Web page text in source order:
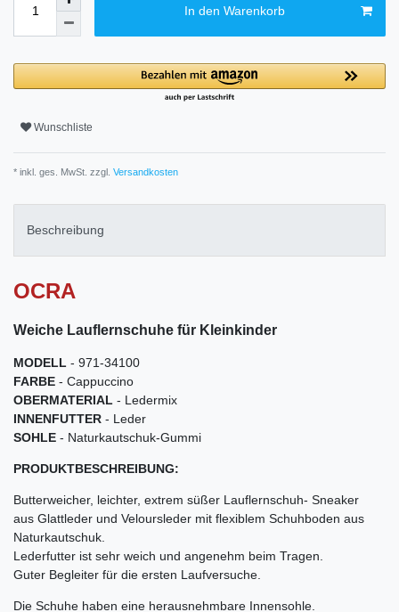
In den Warenkorb
Wunschliste
* inkl. ges. MwSt. zzgl. Versandkosten
Beschreibung
OCRA
Weiche Lauflernschuhe für Kleinkinder
MODELL - 971-34100
FARBE - Cappuccino
OBERMATERIAL - Ledermix
INNENFUTTER - Leder
SOHLE - Naturkautschuk-Gummi
PRODUKTBESCHREIBUNG:
Butterweicher, leichter, extrem süßer Lauflernschuh- Sneaker
aus Glattleder und Veloursleder mit flexiblem Schuhboden aus
Naturkautschuk.
Lederfutter ist sehr weich und angenehm beim Tragen.
Guter Begleiter für die ersten Laufversuche.
Die Schuhe haben eine herausnehmbare Innensohle.